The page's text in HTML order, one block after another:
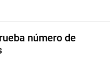
Portugal en el Perú, más allá
alto impacto que orientan la
las cuales dijo “están
número de